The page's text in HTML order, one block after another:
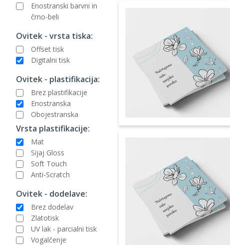
Enostranski barvni in
črno-beli
Ovitek - vrsta tiska:
Offset tisk
Digitalni tisk
Ovitek - plastifikacija:
Brez plastifikacije
Enostranska
Obojestranska
Vrsta plastifikacije:
Mat
Sijaj Gloss
Soft Touch
Anti-Scratch
Ovitek - dodelave:
Brez dodelav
Zlatotisk
UV lak - parcialni tisk
Vogalčenje